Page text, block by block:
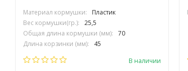
Материал кормушки:
Пластик
Вес кормушки(гр.):
25,5
Общая длина кормушки (мм):
70
Длина корзинки (мм):
45
Диаметр корзинки (мм):
В наличии